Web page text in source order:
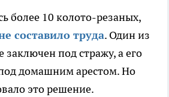
более 10 колото-резаных,
составило труда. Один из
под стражу, а его
домашним арестом. Но
это решение.